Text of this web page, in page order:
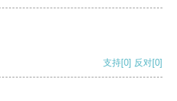
支持[0] 反对[0]